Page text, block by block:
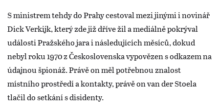
S ministrem tehdy do Prahy cestoval mezi jinými i novinář
Dick Verkijk, který zde již dříve žil a mediálně pokrýval
události Pražského jara i následujících měsíců, dokud
nebyl roku 1970 z Československa vypovězen s odkazem na
údajnou špionáž. Právě on měl potřebnou znalost
místního prostředí a kontakty, právě on van der Stoela
tlačil do setkání s disidenty.